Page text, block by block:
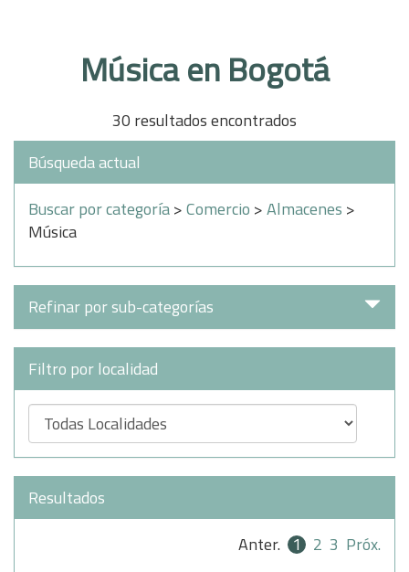
Música en Bogotá
30 resultados encontrados
Búsqueda actual
Buscar por categoría>Comercio >Almacenes >
Música
Refinar por sub-categorías
Filtro por localidad
Resultados
Anter. 1 2 3 Próx.